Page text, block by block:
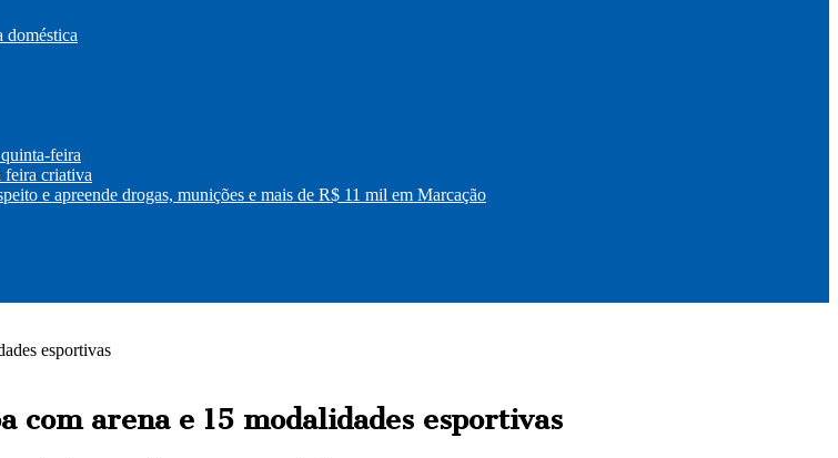
doméstica
feira
feira criativa
e apreende drogas, munições e mais de R$ 11 mil em Marcação
esportivas
com arena e 15 modalidades esportivas